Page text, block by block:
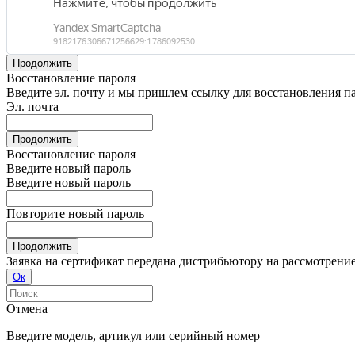
Продолжить
Восстановление пароля
Введите эл. почту и мы пришлем ссылку для восстановления
Эл. почта
Продолжить
Восстановление пароля
Введите новый пароль
Введите новый пароль
Повторите новый пароль
Продолжить
Заявка на сертификат передана дистрибьютору на
Ок
Отмена
Введите модель, артикул или серийный номер